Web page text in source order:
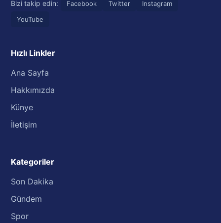
Bizi takip edin: Facebook Twitter
Instagram
YouTube
Hızlı Linkler
Ana Sayfa
Hakkımızda
Künye
İletişim
Kategoriler
Son Dakika
Gündem
Spor